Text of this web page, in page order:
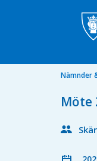
Nämnder
Möte